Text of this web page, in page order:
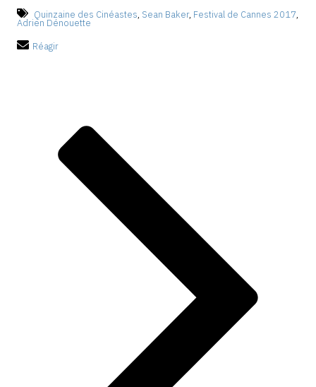
Quinzaine des Cinéastes, Sean Baker, Festival de Cannes 2017,
Adrien Dénouette
Réagir